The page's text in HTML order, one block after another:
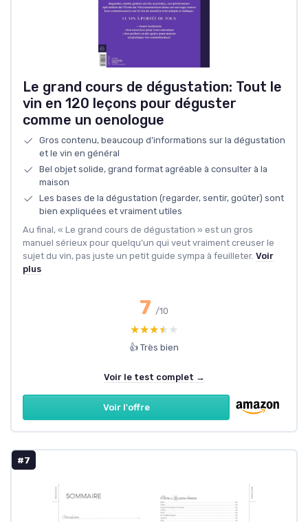
Le grand cours de dégustation: Tout le
vin en 120 leçons pour déguster
comme un oenologue
Gros contenu, beaucoup d’informations sur la dégustation
et le vin en général
Bel objet solide, grand format agréable à consulter à la
maison
Les bases de la dégustation (regarder, sentir, goûter) sont
bien expliquées et vraiment utiles
Au final, « Le grand cours de dégustation » est un gros
manuel sérieux pour quelqu’un qui veut vraiment creuser le
sujet du vin, pas juste un petit guide sympa à feuilleter. Voir
plus
7 /10
★★★★★
★★★★★
👍 Très bien
Voir le test complet →
Voir l'offre
#7